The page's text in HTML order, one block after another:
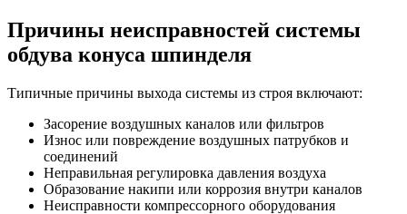
Причины неисправностей системы
обдува конуса шпинделя
Типичные причины выхода системы из строя включают:
Засорение воздушных каналов или фильтров
Износ или повреждение воздушных патрубков и
соединений
Неправильная регулировка давления воздуха
Образование накипи или коррозия внутри каналов
Неисправности компрессорного оборудования